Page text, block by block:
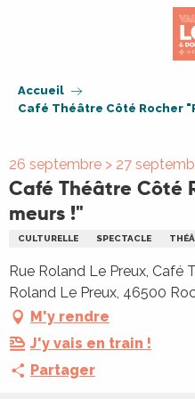
Accueil
Café Théâtre Côté Rocher
26 septembre > 27
Café Théâtre Côté
meurs !"
CULTURELLE SPECTACLE
Rue Roland Le Preux, Café
Roland Le Preux, 46500
M'y rendre
J'y vais en train !
Partager